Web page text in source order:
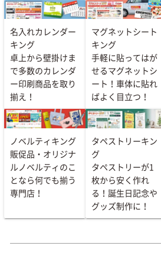
名入れカレンダー
キング
卓上から壁掛けま
で多数のカレンダ
ー印刷商品を取り
揃え！
マグネットシート
キング
手軽に貼ってはが
せるマグネットシ
ート！車体に貼れ
ばよく目立つ！
ノベルティキング
販促品・オリジナ
ルノベルティのこ
となら何でも揃う
専門店！
タペストリーキン
グ
タペストリーが1
枚から安く作れ
る！誕生日記念や
グッズ制作に！